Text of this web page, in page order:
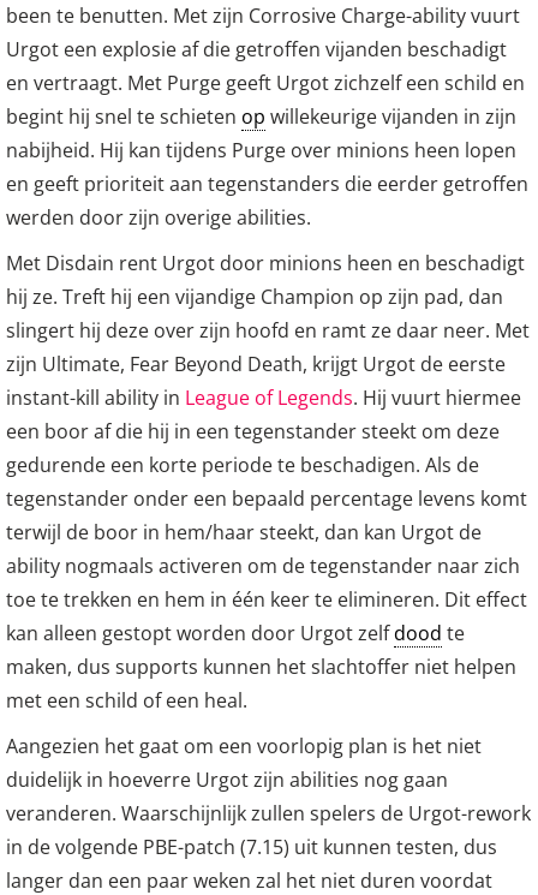
been te benutten. Met zijn Corrosive Charge-ability vuurt
Urgot een explosie af die getroffen vijanden beschadigt
en vertraagt. Met Purge geeft Urgot zichzelf een schild en
begint hij snel te schieten op willekeurige vijanden in zijn
nabijheid. Hij kan tijdens Purge over minions heen lopen
en geeft prioriteit aan tegenstanders die eerder getroffen
werden door zijn overige abilities.
Met Disdain rent Urgot door minions heen en beschadigt
hij ze. Treft hij een vijandige Champion op zijn pad, dan
slingert hij deze over zijn hoofd en ramt ze daar neer. Met
zijn Ultimate, Fear Beyond Death, krijgt Urgot de eerste
instant-kill ability in League of Legends. Hij vuurt hiermee
een boor af die hij in een tegenstander steekt om deze
gedurende een korte periode te beschadigen. Als de
tegenstander onder een bepaald percentage levens komt
terwijl de boor in hem/haar steekt, dan kan Urgot de
ability nogmaals activeren om de tegenstander naar zich
toe te trekken en hem in één keer te elimineren. Dit effect
kan alleen gestopt worden door Urgot zelfdood te
maken, dus supports kunnen het slachtoffer niet helpen
met een schild of een heal.
Aangezien het gaat om een voorlopig plan is het niet
duidelijk in hoeverre Urgot zijn abilities nog gaan
veranderen. Waarschijnlijk zullen spelers de Urgot-rework
in de volgende PBE-patch (7.15) uit kunnen testen, dus
langer dan een paar weken zal het niet duren voordat